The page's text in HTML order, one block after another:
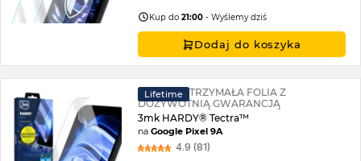
Kup do21:00 - Wyślemy dziś
Dodaj do koszyka
Lifetime
SUPERWYTRZYMAŁA FOLIA Z
DOŻYWOTNIĄ GWARANCJĄ
3mk HARDY® Tectra™
naGoogle Pixel 9A
4.9 (81)